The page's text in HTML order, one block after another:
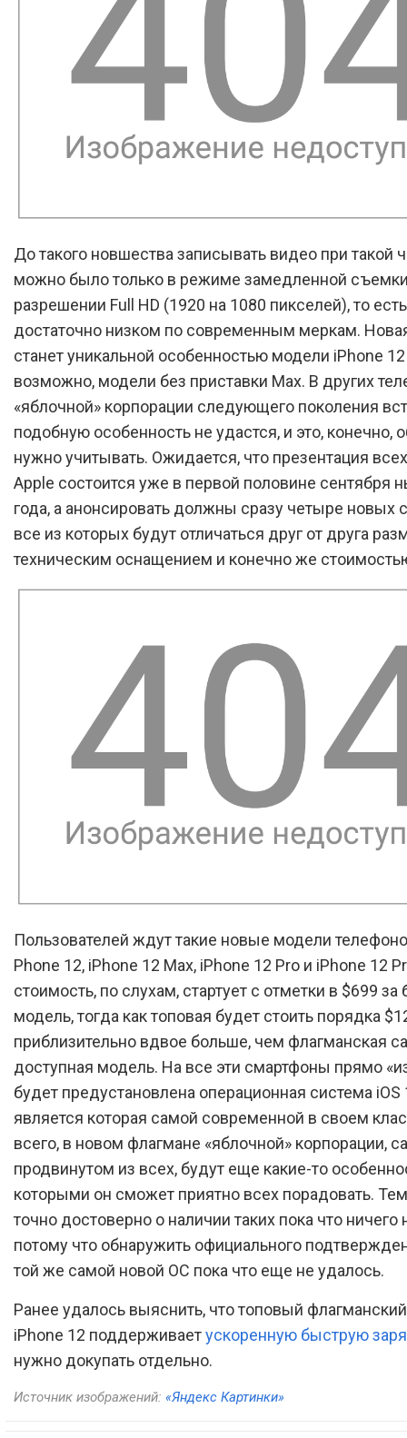
До такого новшества записывать видео при такой
можно было только в режиме замедленной
разрешении Full HD (1920 на 1080 пикселей), то
достаточно низком по современным меркам.
станет уникальной особенностью модели iPhone 12
возможно, модели без приставки Max. В других
«яблочной» корпорации следующего поколения
подобную особенность не удастся, и это, конечно,
нужно учитывать. Ожидается, что презентация
Apple состоится уже в первой половине сентября
года, а анонсировать должны сразу четыре новых
все из которых будут отличаться друг от друга
техническим оснащением и конечно же
Пользователей ждут такие новые модели
Phone 12, iPhone 12 Max, iPhone 12 Pro и iPhone 12
стоимость, по слухам, стартует с отметки в $699 за
модель, тогда как топовая будет стоить порядка
приблизительно вдвое больше, чем флагманская
доступная модель. На все эти смартфоны прямо
будет предустановлена операционная система iOS
является которая самой современной в своем
всего, в новом флагмане «яблочной» корпорации,
продвинутом из всех, будут еще какие-то
которыми он сможет приятно всех порадовать.
точно достоверно о наличии таких пока что ничего
потому что обнаружить официального
той же самой новой ОС пока что еще не удалось.
Ранее удалось выяснить, что топовый
iPhone 12 поддерживаетускоренную быструю
нужно докупать отдельно.
Источник изображений: «Яндекс Картинки»